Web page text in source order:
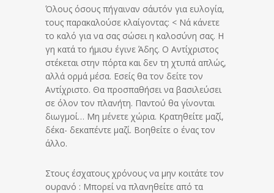
Όλους όσους πήγαιναν σ΄αυτόν για ευλογία,
τους παρακαλούσε κλαίγοντας: < Νά κάνετε
το καλό για να σας σώσει η καλοσύνη σας. Η
γη κατά το ήμισυ έγινε Άδης. Ο Αντίχριστος
στέκεται στην πόρτα και δεν τη χτυπά απλώς,
αλλά ορμά μέσα. Εσείς θα τον δείτε τον
Αντίχριστο. Θα προσπαθήσει να βασιλεύσει
σε όλον τον πλανήτη. Παντού θα γίνονται
διωγμοί… Μη μένετε χώρια. Κρατηθείτε μαζί,
δέκα- δεκαπέντε μαζί. Βοηθείτε ο ένας τον
άλλο.
Στους έσχατους χρόνους να μην κοιτάτε τον
ουρανό : Μπορεί να πλανηθείτε από τα